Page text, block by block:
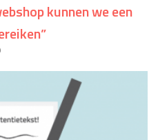
kunnen we een